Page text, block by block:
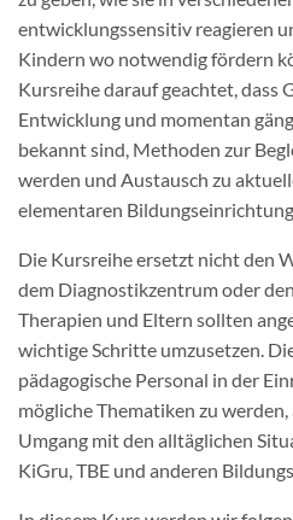
entwicklungssensitiv reagieren
Kindern wo notwendig fördern
Kursreihe darauf geachtet, dass
Entwicklung und momentan
bekannt sind, Methoden zur
werden und Austausch zu
elementaren
Die Kursreihe ersetzt nicht den
dem Diagnostikzentrum oder
Therapien und Eltern sollten
wichtige Schritte umzusetzen.
pädagogische Personal in der
mögliche Thematiken zu
Umgang mit den alltäglichen
KiGru, TBE und anderen